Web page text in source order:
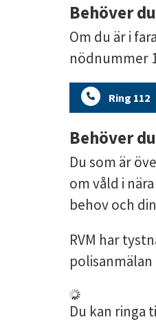
Behöver
Om du är i
nödnummer
Ring 112
Behöver
Du som är
om våld i
behov och
RVM har
Du kan ringa